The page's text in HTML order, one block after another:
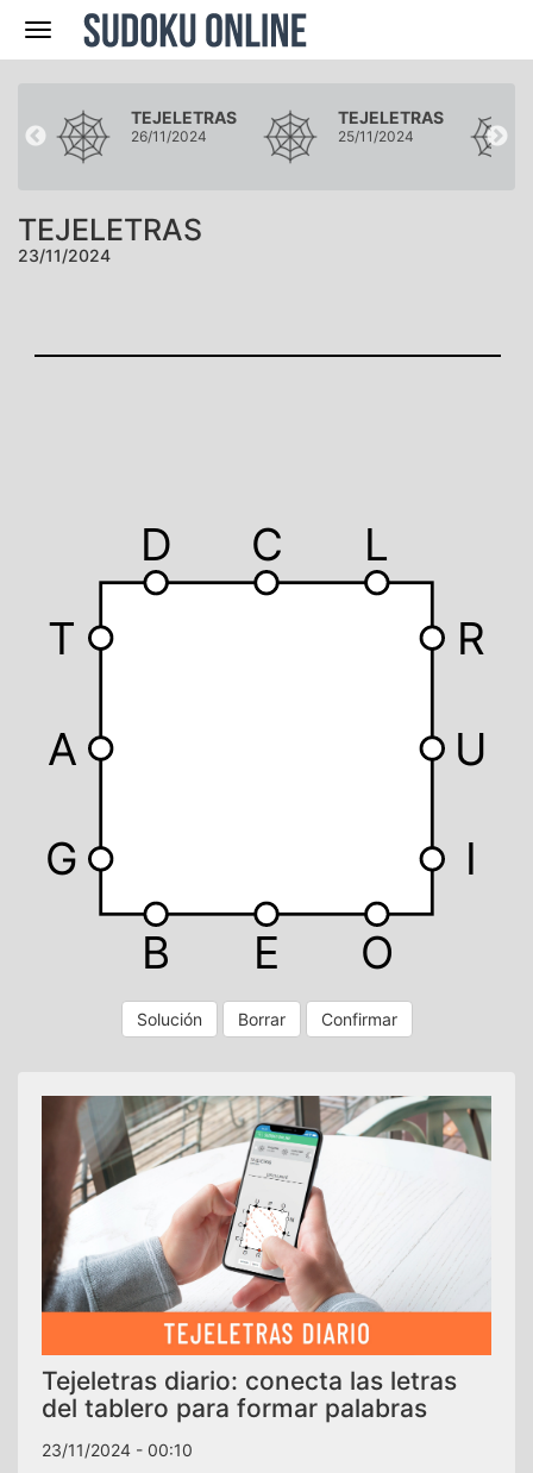
Navegación
TEJELETRAS
26/11/2024
TEJELETRAS
25/11/2024
TEJELETRAS
23/11/2024
T R
D
B
A U
C
E
G I
L
O
Solución Borrar Confirmar
Tejeletras diario: conecta las letras
del tablero para formar palabras
23/11/2024 - 00:10